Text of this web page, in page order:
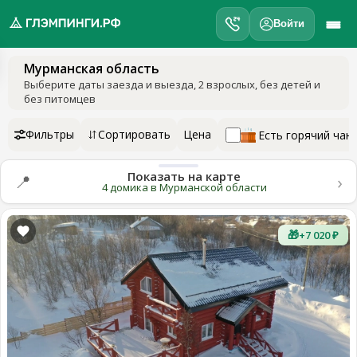
Войти
Мои
Подарочные
сертификаты
Мурманская область
Выберите даты заезда и выезда, 2 взрослых, без детей и
без питомцев
Фильтры Сортировать Цена Есть горячий чан
📍 Показать на карте
4 домика в Мурманской области ›
🎁+7 020 ₽